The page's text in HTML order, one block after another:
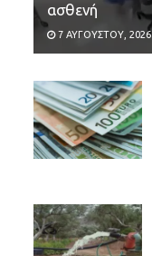
ασθενή
7 ΑΥΓΟΎΣΤΟΥ, 2026